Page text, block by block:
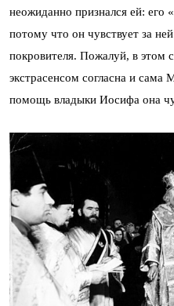
неожиданно признался ей: его
потому что он чувствует за
покровителя. Пожалуй, в этом
экстрасенсом согласна и
помощь владыки Иосифа она